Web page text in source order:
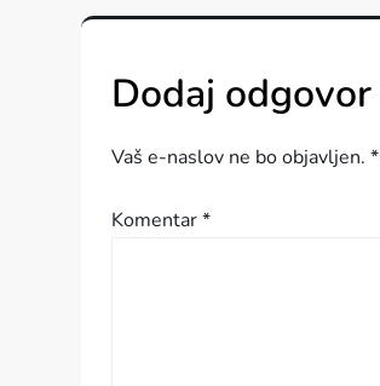
v
i
g
Dodaj odgovor
Vaš e-naslov ne bo objavljen. *
Komentar*